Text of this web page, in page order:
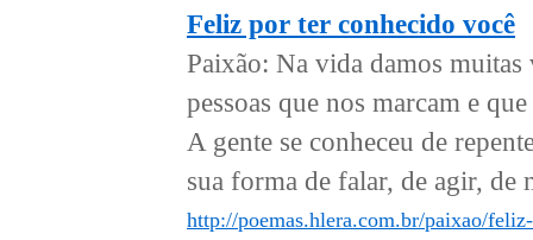
Feliz por ter conhecido você
Paixão: Na vida damos muitas
pessoas que nos marcam e
A gente se conheceu de
sua forma de falar, de agir, de
http://poemas.hlera.com.br/paixao/